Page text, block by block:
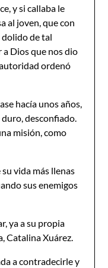
y si callaba le
al joven, que con
de tal
Dios que nos dio
ordenó
hacía unos años,
desconfiado.
misión, como
vida más llenas
sus enemigos
ya a su propia
Catalina Xuárez.
a contradecirle y